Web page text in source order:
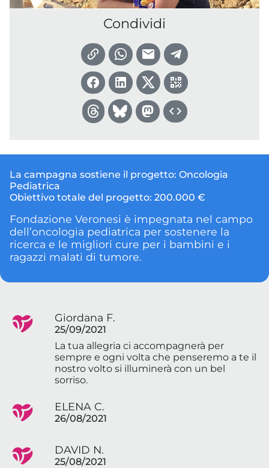
Condividi
La campagna sostiene il progetto: Oncologia
Pediatrica
Obiettivo totale del progetto: 200.000 €
Fondazione Veronesi è impegnata nel campo
dell’oncologia pediatrica per sostenere la
ricerca e le migliori cure per i bambini e i
ragazzi malati di tumore.
Giordana F.
25/09/2021
La tua allegria ci accompagnerà per
sempre e ogni volta che penseremo a te il
nostro volto si illuminerà con un bel
sorriso.
ELENA C.
26/08/2021
DAVID N.
25/08/2021